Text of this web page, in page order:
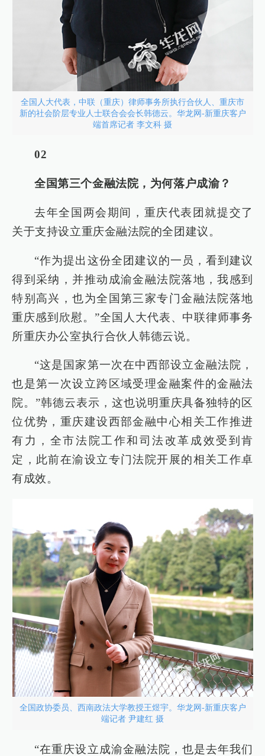
全国人大代表，中联（重庆）律师事务所执行合伙人、重庆市
新的社会阶层专业人士联合会会长韩德云。华龙网-新重庆客户
端首席记者 李文科 摄
02
全国第三个金融法院，为何落户成渝？
去年全国两会期间，重庆代表团就提交了
关于支持设立重庆金融法院的全团建议。
“作为提出这份全团建议的一员，看到建议
得到采纳，并推动成渝金融法院落地，我感到
特别高兴，也为全国第三家专门金融法院落地
重庆感到欣慰。”全国人大代表、中联律师事务
所重庆办公室执行合伙人韩德云说。
“这是国家第一次在中西部设立金融法院，
也是第一次设立跨区域受理金融案件的金融法
院。”韩德云表示，这也说明重庆具备独特的区
位优势，重庆建设西部金融中心相关工作推进
有力，全市法院工作和司法改革成效受到肯
定，此前在渝设立专门法院开展的相关工作卓
有成效。
全国政协委员、西南政法大学教授王煜宇。华龙网-新重庆客户
端记者 尹建红 摄
“在重庆设立成渝金融法院，也是去年我们